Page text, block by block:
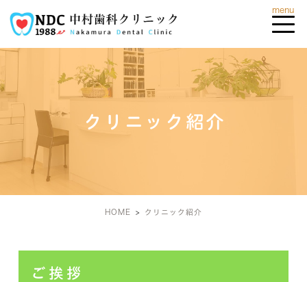
クリニック紹介
HOME クリニック紹介
ご挨拶